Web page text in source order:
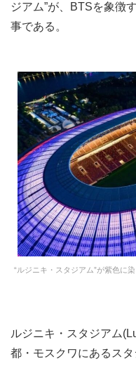
ジアム”が、BTSを象徴
事である。
“ルジニキ・スタジアム”が紫色に
ルジニキ・スタジアム
都・モスクワにあるス